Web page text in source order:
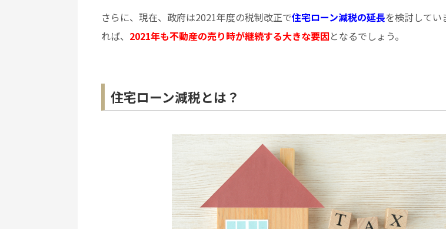
さらに、現在、政府は2021年度の税制改正で住宅ローン減税の延長を検討してい
れば、 2021年も不動産の売り時が継続する大きな要因となるでしょう。
住宅ローン減税とは？